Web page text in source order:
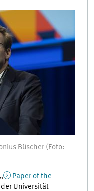
Büscher (Foto:
Paper of the
Universität